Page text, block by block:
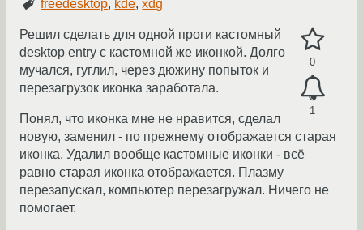
freedesktop, kde,xdg
0
1
Решил сделать для одной проги кастомный
desktop entry с кастомной же иконкой. Долго
мучался, гуглил, через дюжину попыток и
перезагрузок иконка заработала.
Понял, что иконка мне не нравится, сделал
новую, заменил - по прежнему отображается старая
иконка. Удалил вообще кастомные иконки - всё
равно старая иконка отображается. Плазму
перезапускал, компьютер перезагружал. Ничего не
помогает.